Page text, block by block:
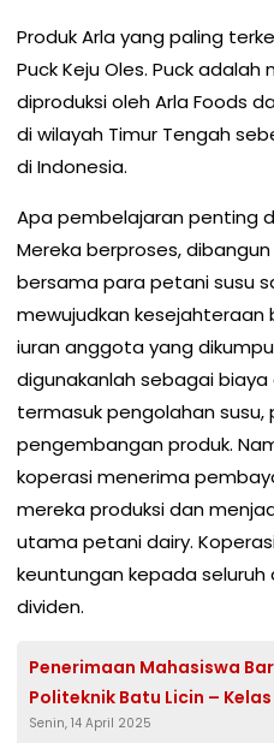
Produk Arla yang paling
Puck Keju Oles. Puck
diproduksi oleh Arla Foods
di wilayah Timur Tengah
di Indonesia.
Apa pembelajaran penting
Mereka berproses,
bersama para petani susu
mewujudkan kesejahteraan
iuran anggota yang
digunakanlah sebagai
termasuk pengolahan
pengembangan produk.
koperasi menerima
mereka produksi dan
utama petani dairy.
keuntungan kepada
dividen.
Penerimaan Mahasiswa
Politeknik Batu Licin –
Senin, 14 April 2025